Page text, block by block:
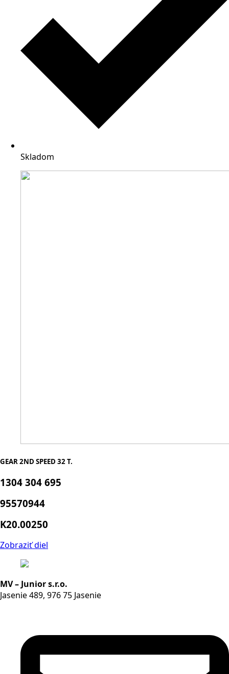
Skladom
GEAR 2ND SPEED 32 T.
1304 304 695
95570944
K20.00250
Zobraziť diel
MV – Junior s.r.o.
Jasenie 489, 976 75 Jasenie